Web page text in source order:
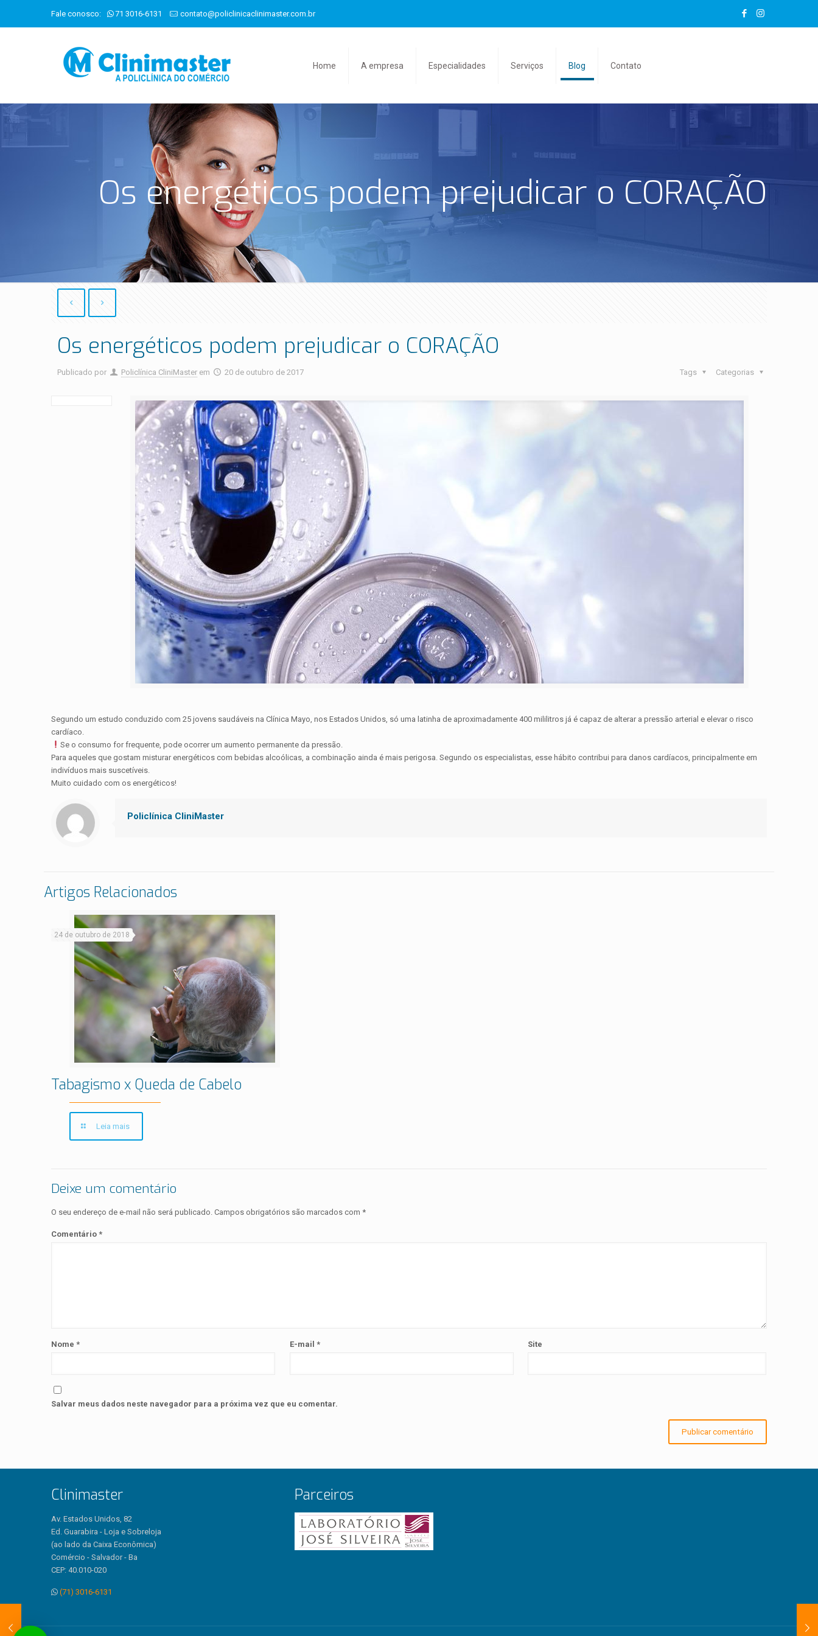
Fale conosco: 71 3016-6131 contato@policlinicaclinimaster.com.br
Home A empresa Especialidades Serviços Blog Contato
Os energéticos podem prejudicar o CORAÇÃO
Os energéticos podem prejudicar o CORAÇÃO
Publicado por Policlínica CliniMaster em 20 de outubro de 2017 Categorias
Tags
Segundo um estudo conduzido com 25 jovens saudáveis na Clínica Mayo, nos Estados Unidos, só uma latinha de aproximadamente 400 mililitros já é capaz de alterar a pressão arterial e elevar o risco
cardíaco.
Se o consumo for frequente, pode ocorrer um aumento permanente da pressão.
Para aqueles que gostam misturar energéticos com bebidas alcoólicas, a combinação ainda é mais perigosa. Segundo os especialistas, esse hábito contribui para danos cardíacos, principalmente em
indivíduos mais suscetíveis.
Muito cuidado com os energéticos!
Policlínica CliniMaster
Artigos Relacionados
24 de outubro de 2018
Tabagismo x Queda de Cabelo
Leia mais
Deixe um comentário
O seu endereço de e-mail não será publicado. Campos obrigatórios são marcados com *
Comentário *
Nome * E-mail * Site
Salvar meus dados neste navegador para a próxima vez que eu comentar.
Clinimaster
Av. Estados Unidos, 82
Ed. Guarabira - Loja e Sobreloja
(ao lado da Caixa Econômica)
Comércio - Salvador - Ba
CEP: 40.010-020
(71) 3016-6131
Parceiros